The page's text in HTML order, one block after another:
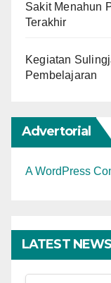
Sakit Menahun
Terakhir
Kegiatan
Pembelajaran
Advertorial
A WordPress
LATEST NEWS